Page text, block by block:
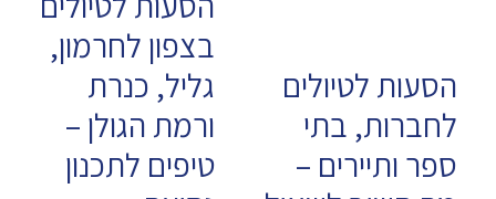
הסעות לטיולים
לחברות, בתי
ספר ותיירים –
בצפון לחרמון,
גליל, כנרת
ורמת הגולן –
טיפים לתכנון